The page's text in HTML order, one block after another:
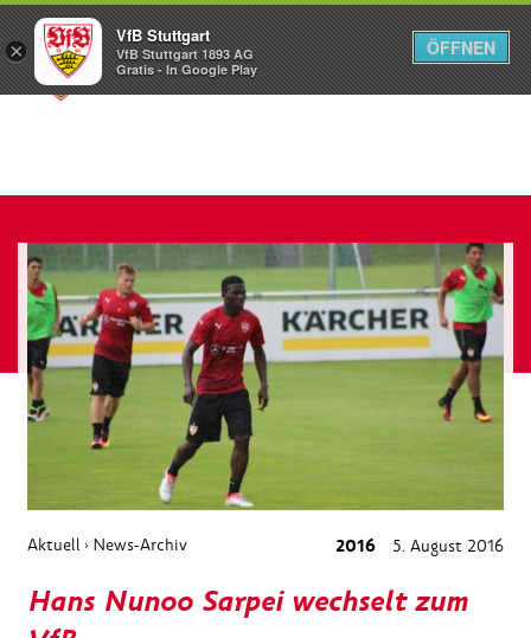
Menü
Aktuell › News-Archiv 2016 5. August 2016
Hans Nunoo Sarpei wechselt zum
×
VfB Stuttgart
VfB Stuttgart 1893 AG
Gratis - In Google Play
ÖFFNEN